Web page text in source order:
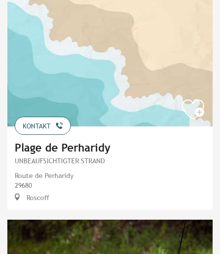
KONTAKT
Plage de Perharidy
UNBEAUFSICHTIGTER STRAND
Route de Perharidy
29680
Roscoff